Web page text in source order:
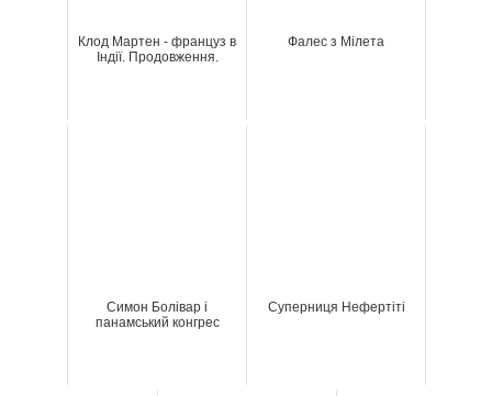
Клод Мартен - француз в
Індії. Продовження.
Фалес з Мілета
Симон Болівар і
панамський конгрес
Суперниця Нефертіті